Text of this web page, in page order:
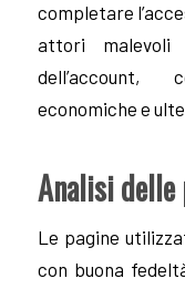
completare
attori malevoli
dell’account,
economiche e
Analisi
Le pagine
con buona